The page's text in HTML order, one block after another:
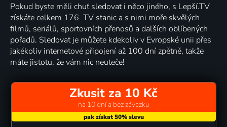
Pokud byste měli chuť sledovat i něco jiného, s Lepší.TV
získáte celkem 176 TV stanic a s nimi moře skvělých
filmů, seriálů, sportovních přenosů a dalších oblíbených
pořadů. Sledovat je můžete kdekoliv v Evropské unii přes
jakékoliv internetové připojení až 100 dní zpětně, takže
máte jistotu, že vám nic neuteče!
Zkusit za 10 Kč
na 10 dní a bez závazku